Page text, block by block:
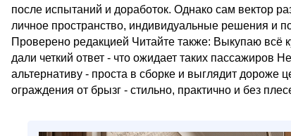
после испытаний и доработок. Однако сам вектор
личное пространство, индивидуальные решения и
Проверено редакцией Читайте также: Выкупаю
дали четкий ответ - что ожидает таких пассажиров
альтернативу - проста в сборке и выглядит
ограждения от брызг - стильно, практично и без